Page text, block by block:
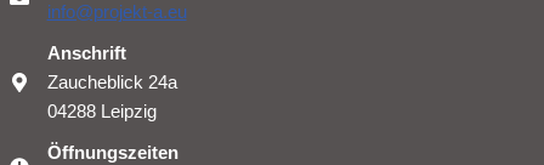
info@projekt-a.eu
Anschrift
Zaucheblick 24a
04288 Leipzig
Öffnungszeiten